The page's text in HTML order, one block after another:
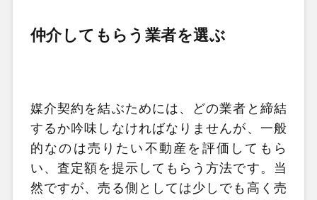
仲介してもらう業者を選ぶ
媒介契約を結ぶためには、どの業者と締結
するか吟味しなければなりませんが、一般
的なのは売りたい不動産を評価してもら
い、査定額を提示してもらう方法です。当
然ですが、売る側としては少しでも高く売